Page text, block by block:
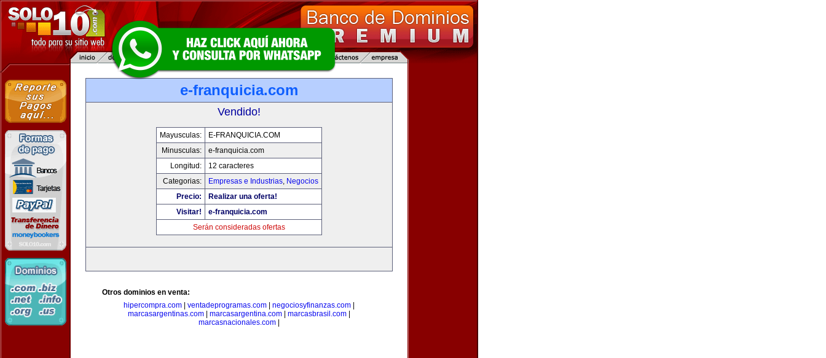
e-franquicia.com
Vendido!
Mayusculas:
E-FRANQUICIA.COM
Minusculas:
e-franquicia.com
Longitud:
12 caracteres
Categorias:
Empresas e Industrias, Negocios
Precio:
Realizar una oferta!
Visitar!
e-franquicia.com
Serán consideradas ofertas
Otros dominios en venta:
hipercompra.com
ventadeprogramas.com negociosyfinanzas.com
marcasargentinas.com
marcasargentina.com marcasbrasil.com
marcasnacionales.com